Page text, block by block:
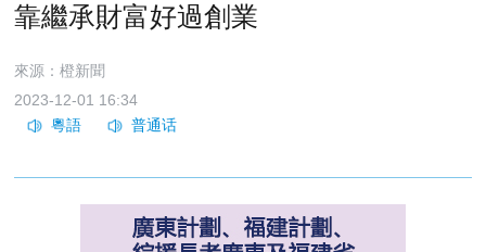
靠繼承財富好過創業
來源：橙新聞
2023-12-01 16:34